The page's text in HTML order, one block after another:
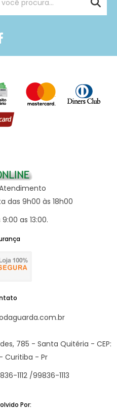
das 9h00 às 18h00
as 13:00.
785 - Santa Quitéria - CEP:
Curitiba - Pr
1112 /99836-1113
Por: